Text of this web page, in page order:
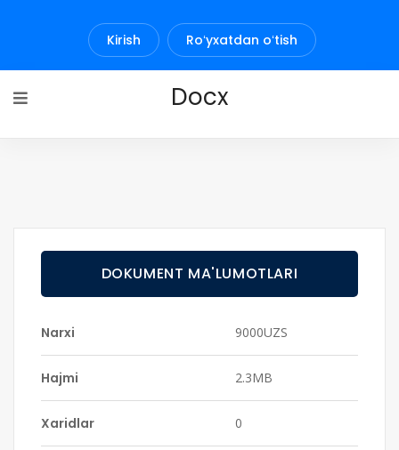
Kirish Roʻyxatdan oʻtish
Docx
DOKUMENT MA'LUMOTLARI
Narxi 9000UZS
Hajmi 2.3MB
Xaridlar 0